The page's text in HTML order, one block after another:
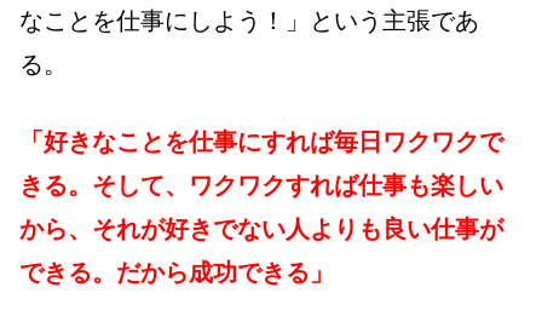
なことを仕事にしよう！」という主張であ
る。
「好きなことを仕事にすれば毎日ワクワクで
きる。そして、ワクワクすれば仕事も楽しい
から、それが好きでない人よりも良い仕事が
できる。だから成功できる」